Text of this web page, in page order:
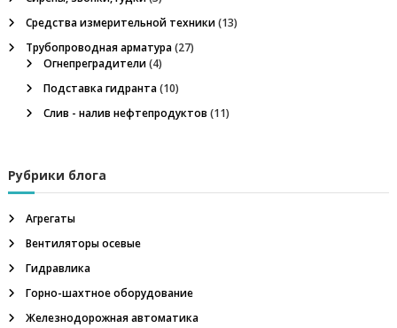
Средства измерительной техники(13)
Трубопроводная арматура(27)
Огнепреградители(4)
Подставка гидранта(10)
Слив - налив нефтепродуктов (11)
Рубрики блога
Агрегаты
Вентиляторы осевые
Гидравлика
Горно-шахтное оборудование
Железнодорожная автоматика